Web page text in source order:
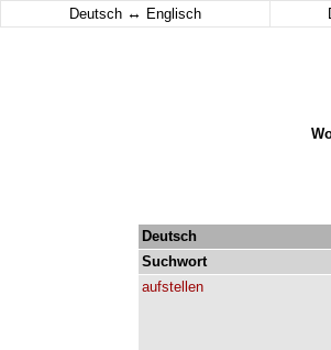
Deutsch ↔ Englisch
Deutsch
Suchwort
aufstellen